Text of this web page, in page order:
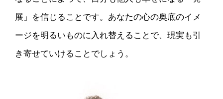
展」を信じることです。あなたの心の奥底のイメ
ージを明るいものに入れ替えることで、現実も引
き寄せていけることでしょう。